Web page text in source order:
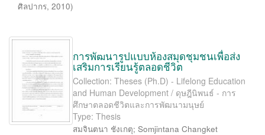
ศิลปากร, 2010)
การพัฒนารูปแบบห้องสมุดชุมชนเพื่อส่ง
เสริมการเรียนรู้ตลอดชีวิต
Collection: Theses (Ph.D) - Lifelong Education
and Human Development / ดุษฎีนิพนธ์ - การ
ศึกษาตลอดชีวิตและการพัฒนามนุษย์
Type: Thesis
สมจินตนา ชังเกตุ; Somjintana Changket